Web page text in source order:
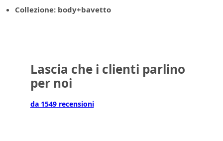
Collezione: body+bavetto
Lascia che i clienti parlino
per noi
da 1549 recensioni